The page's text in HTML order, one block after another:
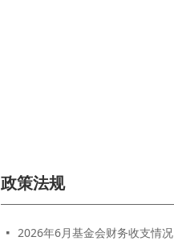
政策法规
넷 2026年6月基金会财务收支情况